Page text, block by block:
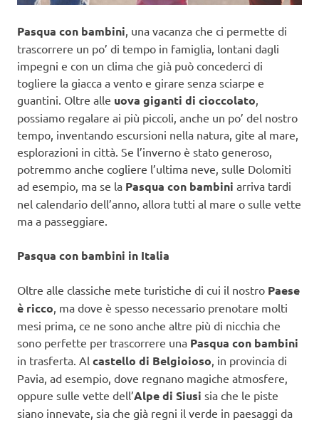
Pasqua con bambini , una vacanza che ci permette di
trascorrere un po’ di tempo in famiglia, lontani dagli
impegni e con un clima che già può concederci di
togliere la giacca a vento e girare senza sciarpe e
guantini. Oltre alle uova giganti di cioccolato
possiamo regalare ai più piccoli, anche un po’ del nostro
tempo, inventando escursioni nella natura, gite al mare,
esplorazioni in città. Se l’inverno è stato generoso,
potremmo anche cogliere l’ultima neve, sulle Dolomiti
ad esempio, ma se la Pasqua con bambini arriva tardi
nel calendario dell’anno, allora tutti al mare o sulle vette
ma a passeggiare.
Pasqua con bambini in Italia
Oltre alle classiche mete turistiche di cui il nostro Paese
è ricco , ma dove è spesso necessario prenotare molti
mesi prima, ce ne sono anche altre più di nicchia che
sono perfette per trascorrere una Pasqua con bambini
in trasferta. Al castello di Belgioioso , in provincia di
Pavia, ad esempio, dove regnano magiche atmosfere,
oppure sulle vette dell’Alpe di Siusi sia che le piste
siano innevate, sia che già regni il verde in paesaggi da